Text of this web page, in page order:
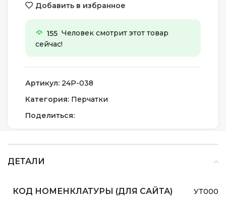
Добавить в избранное
155 Человек смотрит этот товар
сейчас!
Артикул: 24Р-038
Категория: Перчатки
Поделиться:
ДЕТАЛИ
КОД НОМЕНКЛАТУРЫ (ДЛЯ САЙТА)